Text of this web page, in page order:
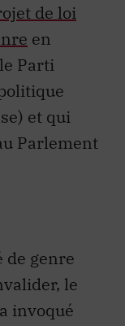
de loi
en
Parti
et qui
Parlement
de genre
le
invoqué